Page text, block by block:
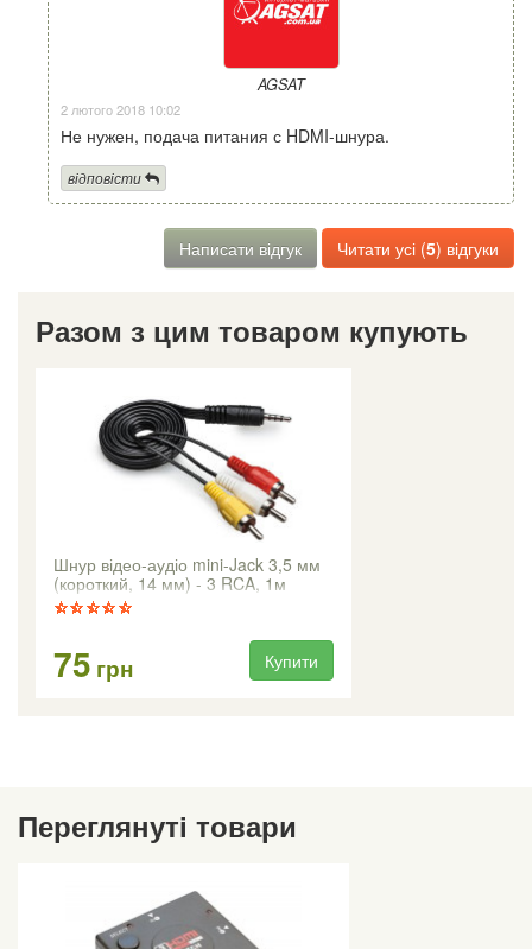
AGSAT
2 лютого 2018 10:02
Не нужен, подача питания с HDMI-шнура.
відповісти
Написати відгук Читати усі (5) відгуки
Разом з цим товаром купують
Шнур відео-аудіо mini-Jack 3,5 мм
(короткий, 14 мм) - 3 RCA, 1м
75 грн Купити
Переглянуті товари